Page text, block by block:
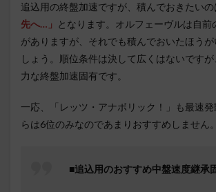
追込用の終盤加速ですが、積んでおきたいの
先へ…」 となります。オルフェーヴルは自前
がありますが、それでも積んでおいたほう
しょう。順位条件は決して広くはないです
力な終盤加速固有です。
一応、「レッツ・アナボリック！」も最速
らは6位のみなのであまりおすすめしません。
■追込用のおすすめ中盤速度継承